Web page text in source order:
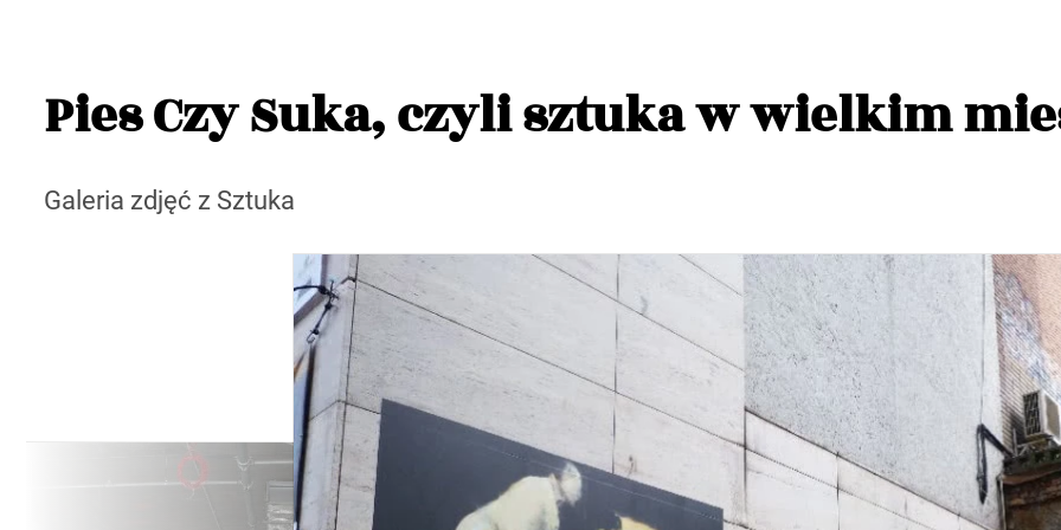
Pies Czy Suka, czyli sztuka w wielkim
Galeria zdjęć z Sztuka